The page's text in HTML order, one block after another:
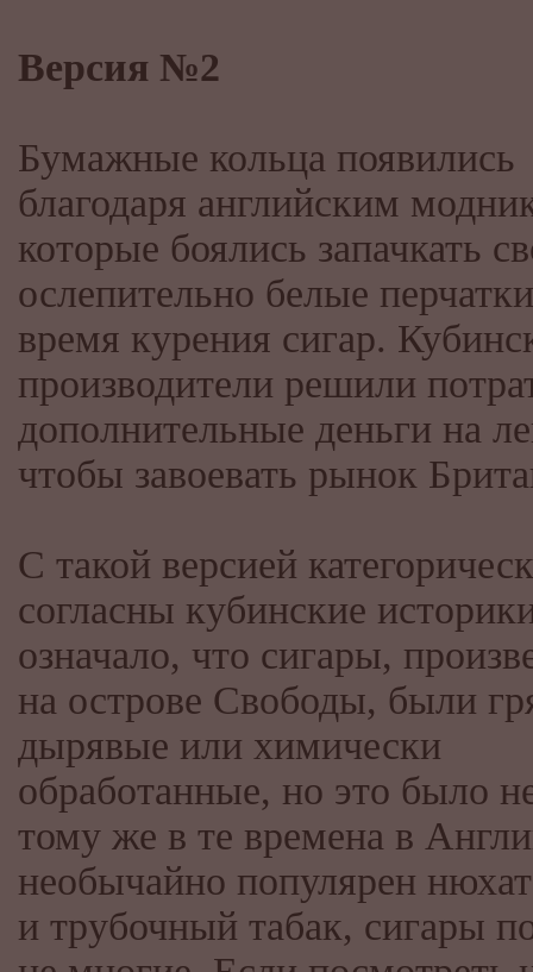
Версия №2
Бумажные кольца появились
благодаря английским
которые боялись запачкать
ослепительно белые
время курения сигар.
производители решили
дополнительные деньги на
чтобы завоевать рынок
С такой версией
согласны кубинские
означало, что сигары,
на острове Свободы, были
дырявые или химически
обработанные, но это было
тому же в те времена в
необычайно популярен
и трубочный табак, сигары